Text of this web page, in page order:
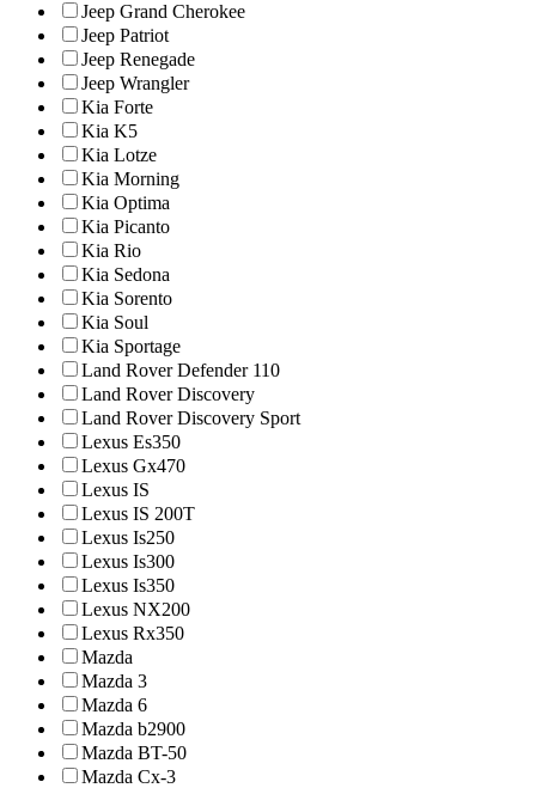
Jeep Grand Cherokee
Jeep Patriot
Jeep Renegade
Jeep Wrangler
Kia Forte
Kia K5
Kia Lotze
Kia Morning
Kia Optima
Kia Picanto
Kia Rio
Kia Sedona
Kia Sorento
Kia Soul
Kia Sportage
Land Rover Defender 110
Land Rover Discovery
Land Rover Discovery Sport
Lexus Es350
Lexus Gx470
Lexus IS
Lexus IS 200T
Lexus Is250
Lexus Is300
Lexus Is350
Lexus NX200
Lexus Rx350
Mazda
Mazda 3
Mazda 6
Mazda b2900
Mazda BT-50
Mazda Cx-3